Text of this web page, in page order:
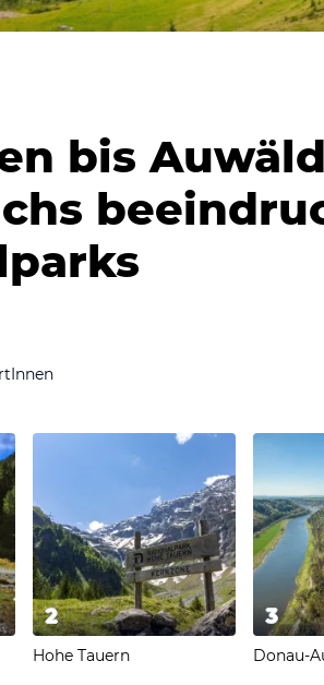
bis
2
Hohe Tauern
3
Donau-